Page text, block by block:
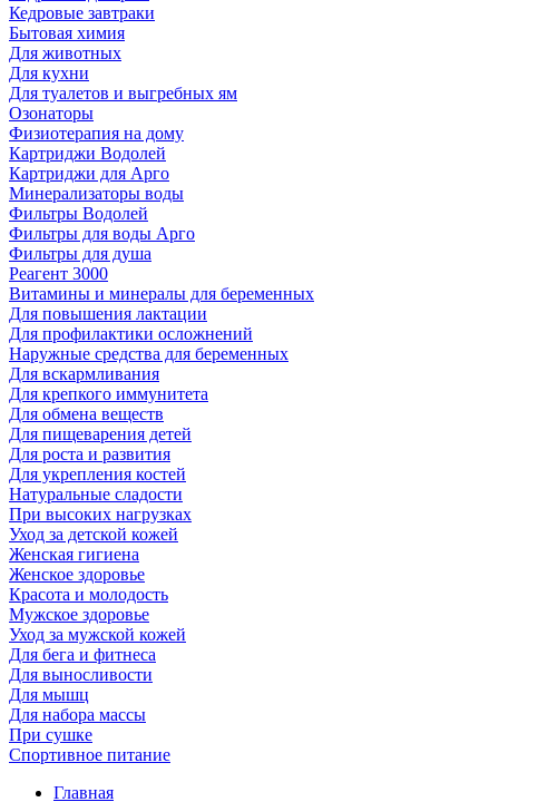
Кедровые завтраки
Бытовая химия
Для животных
Для кухни
Для туалетов и выгребных ям
Озонаторы
Физиотерапия на дому
Картриджи Водолей
Картриджи для Арго
Минерализаторы воды
Фильтры Водолей
Фильтры для воды Арго
Фильтры для душа
Реагент 3000
Витамины и минералы для беременных
Для повышения лактации
Для профилактики осложнений
Наружные средства для беременных
Для вскармливания
Для крепкого иммунитета
Для обмена веществ
Для пищеварения детей
Для роста и развития
Для укрепления костей
Натуральные сладости
При высоких нагрузках
Уход за детской кожей
Женская гигиена
Женское здоровье
Красота и молодость
Мужское здоровье
Уход за мужской кожей
Для бега и фитнеса
Для выносливости
Для мышц
Для набора массы
При сушке
Спортивное питание
Главная